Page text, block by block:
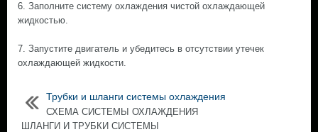
6. Заполните систему охлаждения чистой охлаждающей
жидкостью.
7. Запустите двигатель и убедитесь в отсутствии утечек
охлаждающей жидкости.
Трубки и шланги системы охлаждения
СХЕМА СИСТЕМЫ ОХЛАЖДЕНИЯ
ШЛАНГИ И ТРУБКИ СИСТЕМЫ